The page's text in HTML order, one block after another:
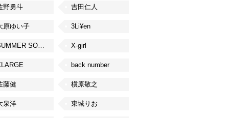
野勇斗 吉田仁人
原ゆい子 3Li¥en
SUMMER SONIC X-girl
back number
藤健 槇原敬之
泉洋 東城りお